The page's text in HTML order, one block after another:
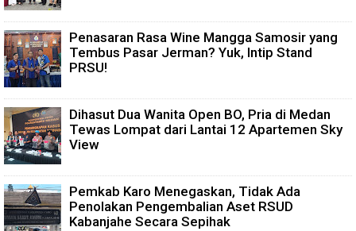
Penasaran Rasa Wine Mangga Samosir yang
Tembus Pasar Jerman? Yuk, Intip Stand
PRSU!
Dihasut Dua Wanita Open BO, Pria di Medan
Tewas Lompat dari Lantai 12 Apartemen Sky
View
Pemkab Karo Menegaskan, Tidak Ada
Penolakan Pengembalian Aset RSUD
Kabanjahe Secara Sepihak